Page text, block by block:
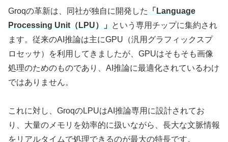
Groqの革新は、同社が独自に開発した
「Language
Processing Unit（LPU）」 という専用チップに集約され
ます。従来のAI推論は主にGPU（汎用グラフィックスプ
ロセッサ）を利用してきましたが、GPUはそもそも画像
処理のためのものであり、AI推論に最適化されているわけ
ではありません。
これに対し、GroqのLPUはAI推論専用に設計されてお
り、大量のメモリを効率的に扱いながら、長大な文脈情報
をリアルタイムで処理できるのが最大の特長です。